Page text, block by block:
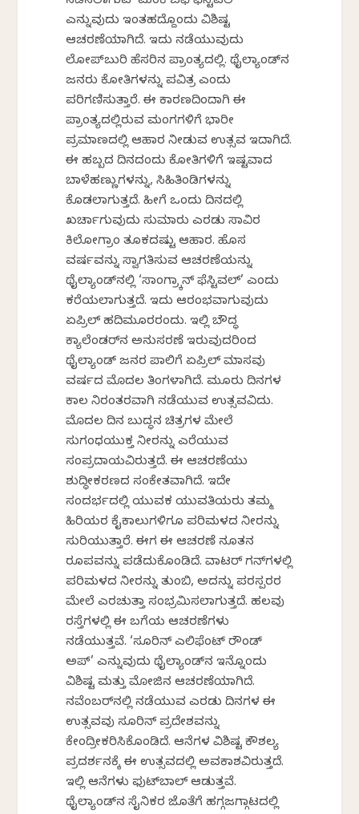
ಎನ್ನುವುದು ಇಂತಹದ್ದೊಂದು ವಿಶಿಷ್ಟ
ಆಚರಣೆಯಾಗಿದೆ. ಇದು ನಡೆಯುವುದು
ಲೋಪ್‌ಬುರಿ ಹೆಸರಿನ ಪ್ರಾಂತ್ಯದಲ್ಲಿ. ಥೈಲ್ಯಾಂಡ್‌ನ
ಜನರು ಕೋತಿಗಳನ್ನು ಪವಿತ್ರ ಎಂದು
ಪರಿಗಣಿಸುತ್ತಾರೆ. ಈ ಕಾರಣದಿಂದಾಗಿ ಈ
ಪ್ರಾಂತ್ಯದಲ್ಲಿರುವ ಮಂಗಗಳಿಗೆ ಭಾರೀ
ಪ್ರಮಾಣದಲ್ಲಿ ಆಹಾರ ನೀಡುವ ಉತ್ಸವ ಇದಾಗಿದೆ.
ಈ ಹಬ್ಬದ ದಿನದಂದು ಕೋತಿಗಳಿಗೆ ಇಷ್ಟವಾದ
ಬಾಳೆಹಣ್ಣುಗಳನ್ನು, ಸಿಹಿತಿಂಡಿಗಳನ್ನು
ಕೊಡಲಾಗುತ್ತದೆ. ಹೀಗೆ ಒಂದು ದಿನದಲ್ಲಿ
ಖರ್ಚಾಗುವುದು ಸುಮಾರು ಎರಡು ಸಾವಿರ
ಕಿಲೋಗ್ರಾಂ ತೂಕದಷ್ಟು ಆಹಾರ. ಹೊಸ
ವರ್ಷವನ್ನು ಸ್ವಾಗತಿಸುವ ಆಚರಣೆಯನ್ನು
ಥೈಲ್ಯಾಂಡ್‌ನಲ್ಲಿ ‘ಸಾಂಗ್ರ್ಕಾನ್ ಫೆಸ್ಟಿವಲ್’ ಎಂದು
ಕರೆಯಲಾಗುತ್ತದೆ. ಇದು ಆರಂಭವಾಗುವುದು
ಏಪ್ರಿಲ್ ಹದಿಮೂರರಂದು. ಇಲ್ಲಿ ಬೌದ್ಧ
ಕ್ಯಾಲೆಂಡರ್‌ನ ಅನುಸರಣೆ ಇರುವುದರಿಂದ
ಥೈಲ್ಯಾಂಡ್ ಜನರ ಪಾಲಿಗೆ ಏಪ್ರಿಲ್ ಮಾಸವು
ವರ್ಷದ ಮೊದಲ ತಿಂಗಳಾಗಿದೆ. ಮೂರು ದಿನಗಳ
ಕಾಲ ನಿರಂತರವಾಗಿ ನಡೆಯುವ ಉತ್ಸವವಿದು.
ಮೊದಲ ದಿನ ಬುದ್ಧನ ಚಿತ್ರಗಳ ಮೇಲೆ
ಸುಗಂಧಯುಕ್ತ ನೀರನ್ನು ಎರೆಯುವ
ಸಂಪ್ರದಾಯವಿರುತ್ತದೆ. ಈ ಆಚರಣೆಯು
ಶುದ್ಧೀಕರಣದ ಸಂಕೇತವಾಗಿದೆ. ಇದೇ
ಸಂದರ್ಭದಲ್ಲಿ ಯುವಕ ಯುವತಿಯರು ತಮ್ಮ
ಹಿರಿಯರ ಕೈಕಾಲುಗಳಿಗೂ ಪರಿಮಳದ ನೀರನ್ನು
ಸುರಿಯುತ್ತಾರೆ. ಈಗ ಈ ಆಚರಣೆ ನೂತನ
ರೂಪವನ್ನು ಪಡೆದುಕೊಂಡಿದೆ. ವಾಟರ್ ಗನ್‌ಗಳಲ್ಲಿ
ಪರಿಮಳದ ನೀರನ್ನು ತುಂಬಿ, ಅದನ್ನು ಪರಸ್ಪರರ
ಮೇಲೆ ಎರಚುತ್ತಾ ಸಂಭ್ರಮಿಸಲಾಗುತ್ತದೆ. ಹಲವು
ರಸ್ತೆಗಳಲ್ಲಿ ಈ ಬಗೆಯ ಆಚರಣೆಗಳು
ನಡೆಯುತ್ತವೆ. ‘ಸೂರಿನ್ ಎಲಿಫೆಂಟ್ ರೌಂಡ್
ಅಪ್’ ಎನ್ನುವುದು ಥೈಲ್ಯಾಂಡ್‌ನ ಇನ್ನೊಂದು
ವಿಶಿಷ್ಟ ಮತ್ತು ಮೋಜಿನ ಆಚರಣೆಯಾಗಿದೆ.
ನವೆಂಬರ್‌ನಲ್ಲಿ ನಡೆಯುವ ಎರಡು ದಿನಗಳ ಈ
ಉತ್ಸವವು ಸೂರಿನ್ ಪ್ರದೇಶವನ್ನು
ಕೇಂದ್ರೀಕರಿಸಿಕೊಂಡಿದೆ. ಆನೆಗಳ ವಿಶಿಷ್ಟ ಕೌಶಲ್ಯ
ಪ್ರದರ್ಶನಕ್ಕೆ ಈ ಉತ್ಸವದಲ್ಲಿ ಅವಕಾಶವಿರುತ್ತದೆ.
ಇಲ್ಲಿ ಆನೆಗಳು ಫುಟ್‌ಬಾಲ್ ಆಡುತ್ತವೆ.
ಥೈಲ್ಯಾಂಡ್‌ನ ಸೈನಿಕರ ಜೊತೆಗೆ ಹಗ್ಗಜಗ್ಗಾಟದಲ್ಲಿ